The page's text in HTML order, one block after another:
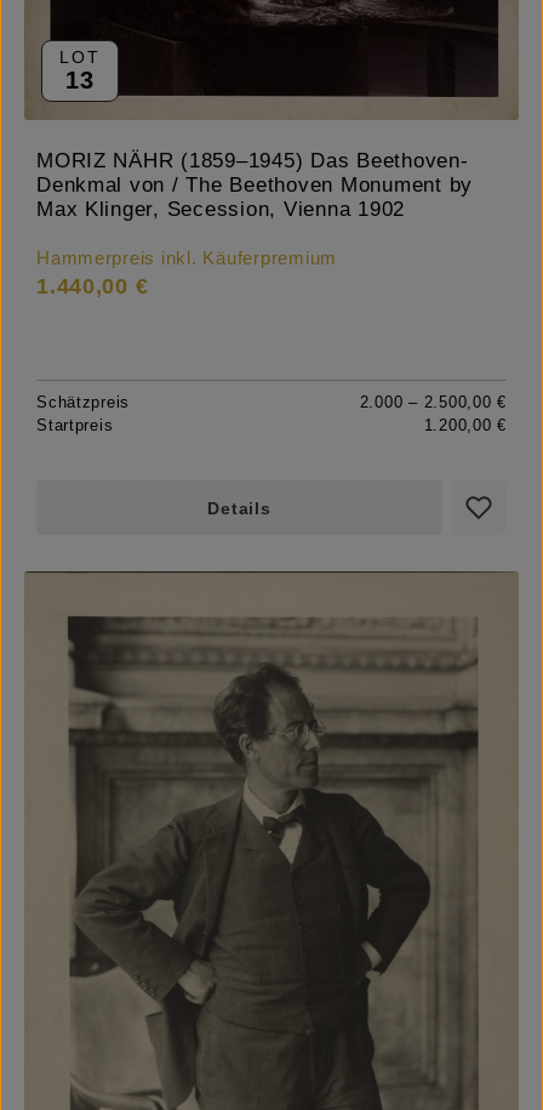
LOT
13
MORIZ NÄHR (1859–1945) Das Beethoven-
Denkmal von / The Beethoven Monument by
Max Klinger, Secession, Vienna 1902
Hammerpreis inkl. Käuferpremium
1.440,00 €
Schätzpreis
2.000 – 2.500,00 €
Startpreis
1.200,00 €
Details